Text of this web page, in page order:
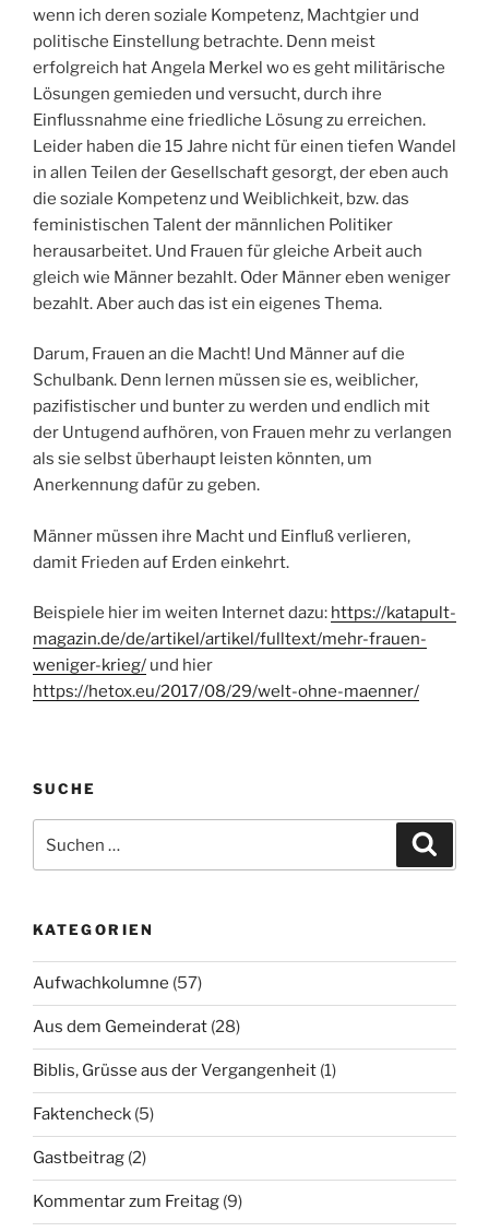
wenn ich deren soziale Kompetenz, Machtgier und
politische Einstellung betrachte. Denn meist
erfolgreich hat Angela Merkel wo es geht militärische
Lösungen gemieden und versucht, durch ihre
Einflussnahme eine friedliche Lösung zu erreichen.
Leider haben die 15 Jahre nicht für einen tiefen Wandel
in allen Teilen der Gesellschaft gesorgt, der eben auch
die soziale Kompetenz und Weiblichkeit, bzw. das
feministischen Talent der männlichen Politiker
herausarbeitet. Und Frauen für gleiche Arbeit auch
gleich wie Männer bezahlt. Oder Männer eben weniger
bezahlt. Aber auch das ist ein eigenes Thema.
Darum, Frauen an die Macht! Und Männer auf die
Schulbank. Denn lernen müssen sie es, weiblicher,
pazifistischer und bunter zu werden und endlich mit
der Untugend aufhören, von Frauen mehr zu verlangen
als sie selbst überhaupt leisten könnten, um
Anerkennung dafür zu geben.
Männer müssen ihre Macht und Einfluß verlieren,
damit Frieden auf Erden einkehrt.
Beispiele hier im weiten Internet dazu: https://katapult-
magazin.de/de/artikel/artikel/fulltext/mehr-frauen-
weniger-krieg/ und hier
https://hetox.eu/2017/08/29/welt-ohne-maenner/
SUCHE
nach:
KATEGORIEN
Aufwachkolumne (57)
Aus dem Gemeinderat (28)
Biblis, Grüsse aus der Vergangenheit (1)
Faktencheck (5)
Gastbeitrag (2)
Kommentar zum Freitag (9)